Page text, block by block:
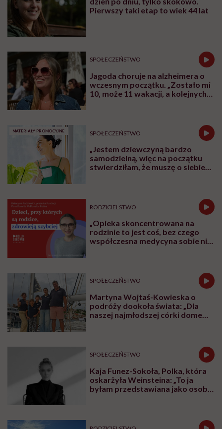
"POI zdarza się, że nawet u osiemnastolatek. Dla większości kobiet taka
diagnoza to szok" / Fot. Getty Images
Z abiera miesiączkę, płodność i poczucie
bezpieczeństwa – bywa, że bardzo
młodym wieku. Przedwczesne wygasanie
czynności jajników (POI – ang. premature
zmienia wszystko. O kobiecej tożsamości,
bankowaniu komórek jajowych i terapii,
która czasem nie wystarcza, rozmawiamy z
prof. dr hab. n. med. Violettą Skrzypulec-
ekspertką od zdrowia kobiet.
Udostępnij
Przeczytasz w 9 min
Ewa Podsiadły-Natorska: Pani profesor, zacznijmy
„wygasają przedwcześnie”?
Prof. Violetta Skrzypulec-Plinta:Mówimy o stanie,
w którym funkcja jajników zanika, zanim kobieta
skończy 40 lat – to właśnie przedwczesne wygasanie
czynności jajników, czyli POI. To jednak nie to samo co